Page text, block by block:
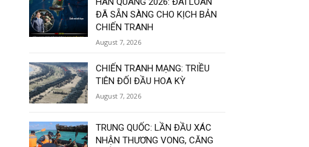
ĐÃ SẴN SÀNG CHO KỊCH BẢN
CHIẾN TRANH
August 7, 2026
CHIẾN TRANH MẠNG: TRIỀU
TIÊN ĐỐI ĐẦU HOA KỲ
August 7, 2026
TRUNG QUỐC: LẦN ĐẦU XÁC
NHẬN THƯƠNG VONG, CĂNG